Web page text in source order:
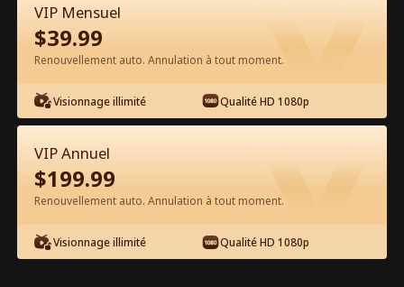
Épisode 53 - Le Brise-Cœur Film
complet
0-49 50-67 Tous les épisodes
VIP Mensuel
$39.99
Renouvellement auto. Annulation à tout moment.
Visionnage illimité Qualité HD 1080p
VIP Annuel
$199.99
Renouvellement auto. Annulation à tout moment.
Visionnage illimité Qualité HD 1080p